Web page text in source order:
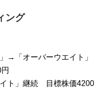
ング
→「オーバーウエイト」
ト」継続 目標株価4200